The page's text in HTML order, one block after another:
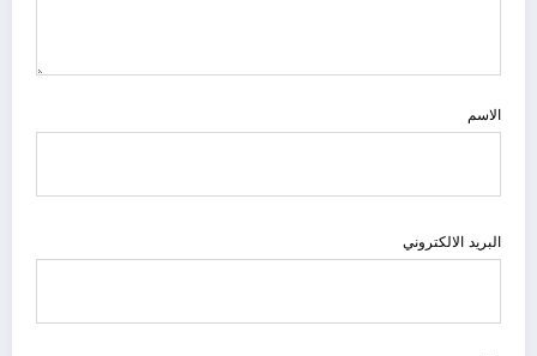
الاسم
البريد الالكتروني